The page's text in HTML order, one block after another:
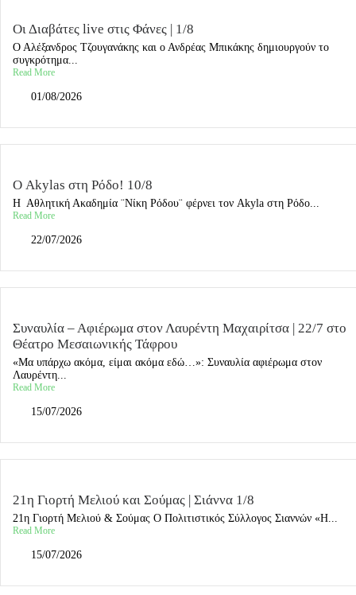
Οι Διαβάτες live στις Φάνες | 1/8
Ο Αλέξανδρος Τζουγανάκης και ο Ανδρέας Μπικάκης δημιουργούν το
συγκρότημα...
Read More
01/08/2026
Ο Akylas στη Ρόδο! 10/8
Η Αθλητική Ακαδημία ¨Νίκη Ρόδου¨ φέρνει τον Akyla στη Ρόδο...
Read More
22/07/2026
Συναυλία – Αφιέρωμα στον Λαυρέντη Μαχαιρίτσα | 22/7 στο
Θέατρο Μεσαιωνικής Τάφρου
«Μα υπάρχω ακόμα, είμαι ακόμα εδώ…»: Συναυλία αφιέρωμα στον
Λαυρέντη...
Read More
15/07/2026
21η Γιορτή Μελιού και Σούμας | Σιάννα 1/8
21η Γιορτή Μελιού & Σούμας Ο Πολιτιστικός Σύλλογος Σιαννών «Η...
Read More
15/07/2026